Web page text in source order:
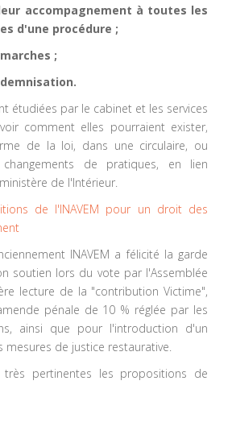
accompagnement à toutes les
d'une procédure ;
;
étudiées par le cabinet et les services
comment elles pourraient exister,
de la loi, dans une circulaire, ou
de pratiques, en lien
de l'Intérieur.
de l'INAVEM pour un droit des
INAVEM a félicité la garde
soutien lors du vote par l'Assemblée
lecture de la "contribution Victime",
pénale de 10 % réglée par les
ainsi que pour l'introduction d'un
mesures de justice restaurative.
pertinentes les propositions de